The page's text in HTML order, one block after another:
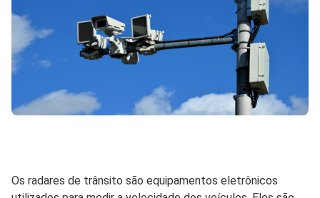
Os radares de trânsito são equipamentos eletrônicos